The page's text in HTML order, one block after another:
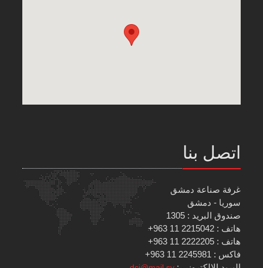
اتصل بنا
غرفة صناعة دمشق
سوريا - دمشق
صندوق البريد : 1305
هاتف : 2215042 11 963+
هاتف : 2222205 11 963+
فاكس : 2245981 11 963+